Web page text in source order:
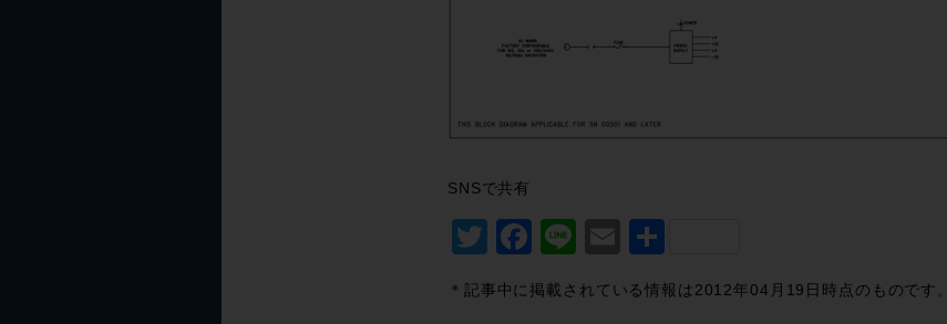
SNSで共有
Twitter
Facebook
LineEmail
＊記事中に掲載されている情報は2012年04月19日時点のものです。